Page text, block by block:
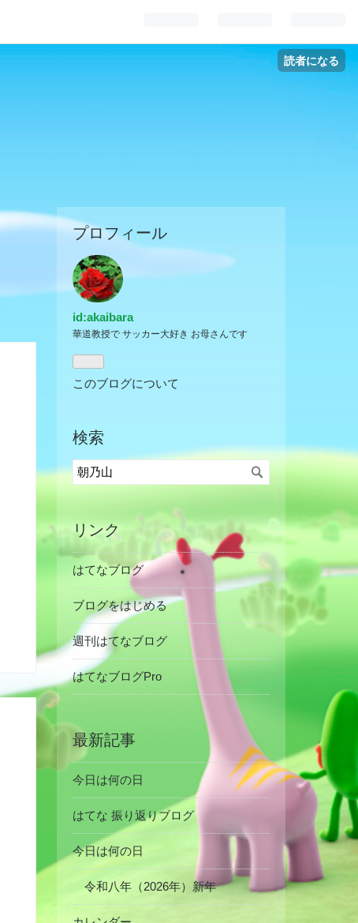
読者になる
プロフィール
id:akaibara
華道教授で サッカー大好き お母さんです
このブログについて
検索
リンク
はてなブログ
ブログをはじめる
週刊はてなブログ
はてなブログPro
最新記事
今日は何の日
はてな 振り返りブログ
今日は何の日
令和八年（2026年）新年